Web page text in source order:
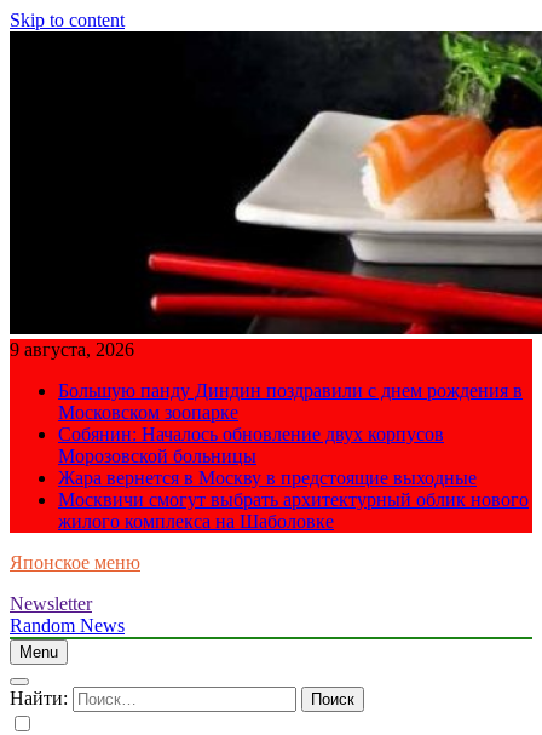
Skip to content
9 августа, 2026
Большую панду Диндин поздравили с днем рождения в
Московском зоопарке
Собянин: Началось обновление двух корпусов
Морозовской больницы
Жара вернется в Москву в предстоящие выходные
Москвичи смогут выбрать архитектурный облик нового
жилого комплекса на Шаболовке
Японское меню
Newsletter
Random News
Menu
Найти: